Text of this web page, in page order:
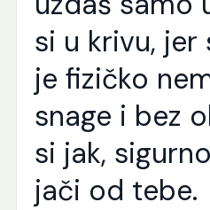
si u krivu, jer
je fizičko
snage i bez
si jak,
jači od tebe.